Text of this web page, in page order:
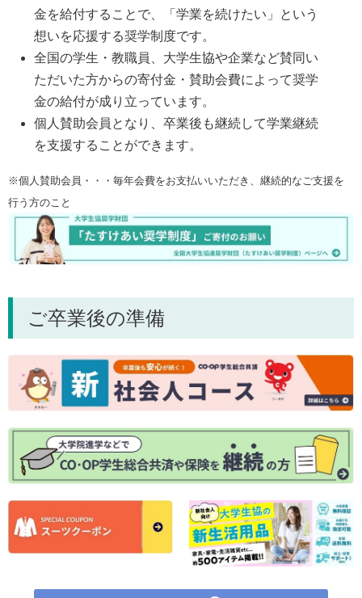
金を給付することで、「学業を続けたい」という
想いを応援する奨学制度です。
全国の学生・教職員、大学生協や企業など賛同い
ただいた方からの寄付金・賛助会費によって奨学
金の給付が成り立っています。
個人賛助会員となり、卒業後も継続して学業継続
を支援することができます。
※個人賛助会員・・・毎年会費をお支払いいただき、継続的なご支援を
行う方のこと
ご卒業後の準備